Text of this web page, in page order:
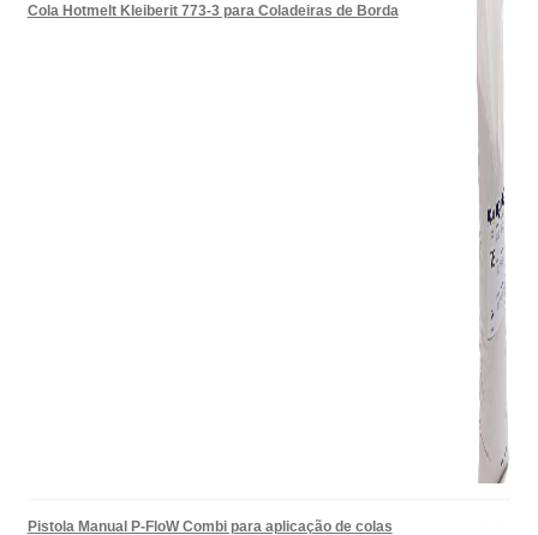
Cola Hotmelt Kleiberit 773-3 para Coladeiras de Borda
Pistola Manual P-FloW Combi para aplicação de colas